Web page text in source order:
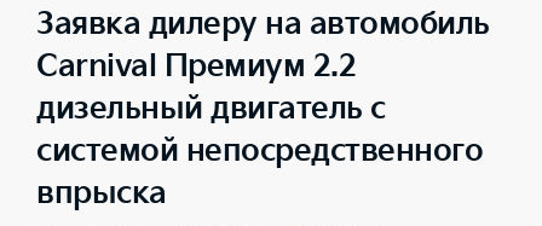
Заявка дилеру на автомобиль
Carnival Премиум 2.2
дизельный двигатель с
системой непосредственного
впрыска